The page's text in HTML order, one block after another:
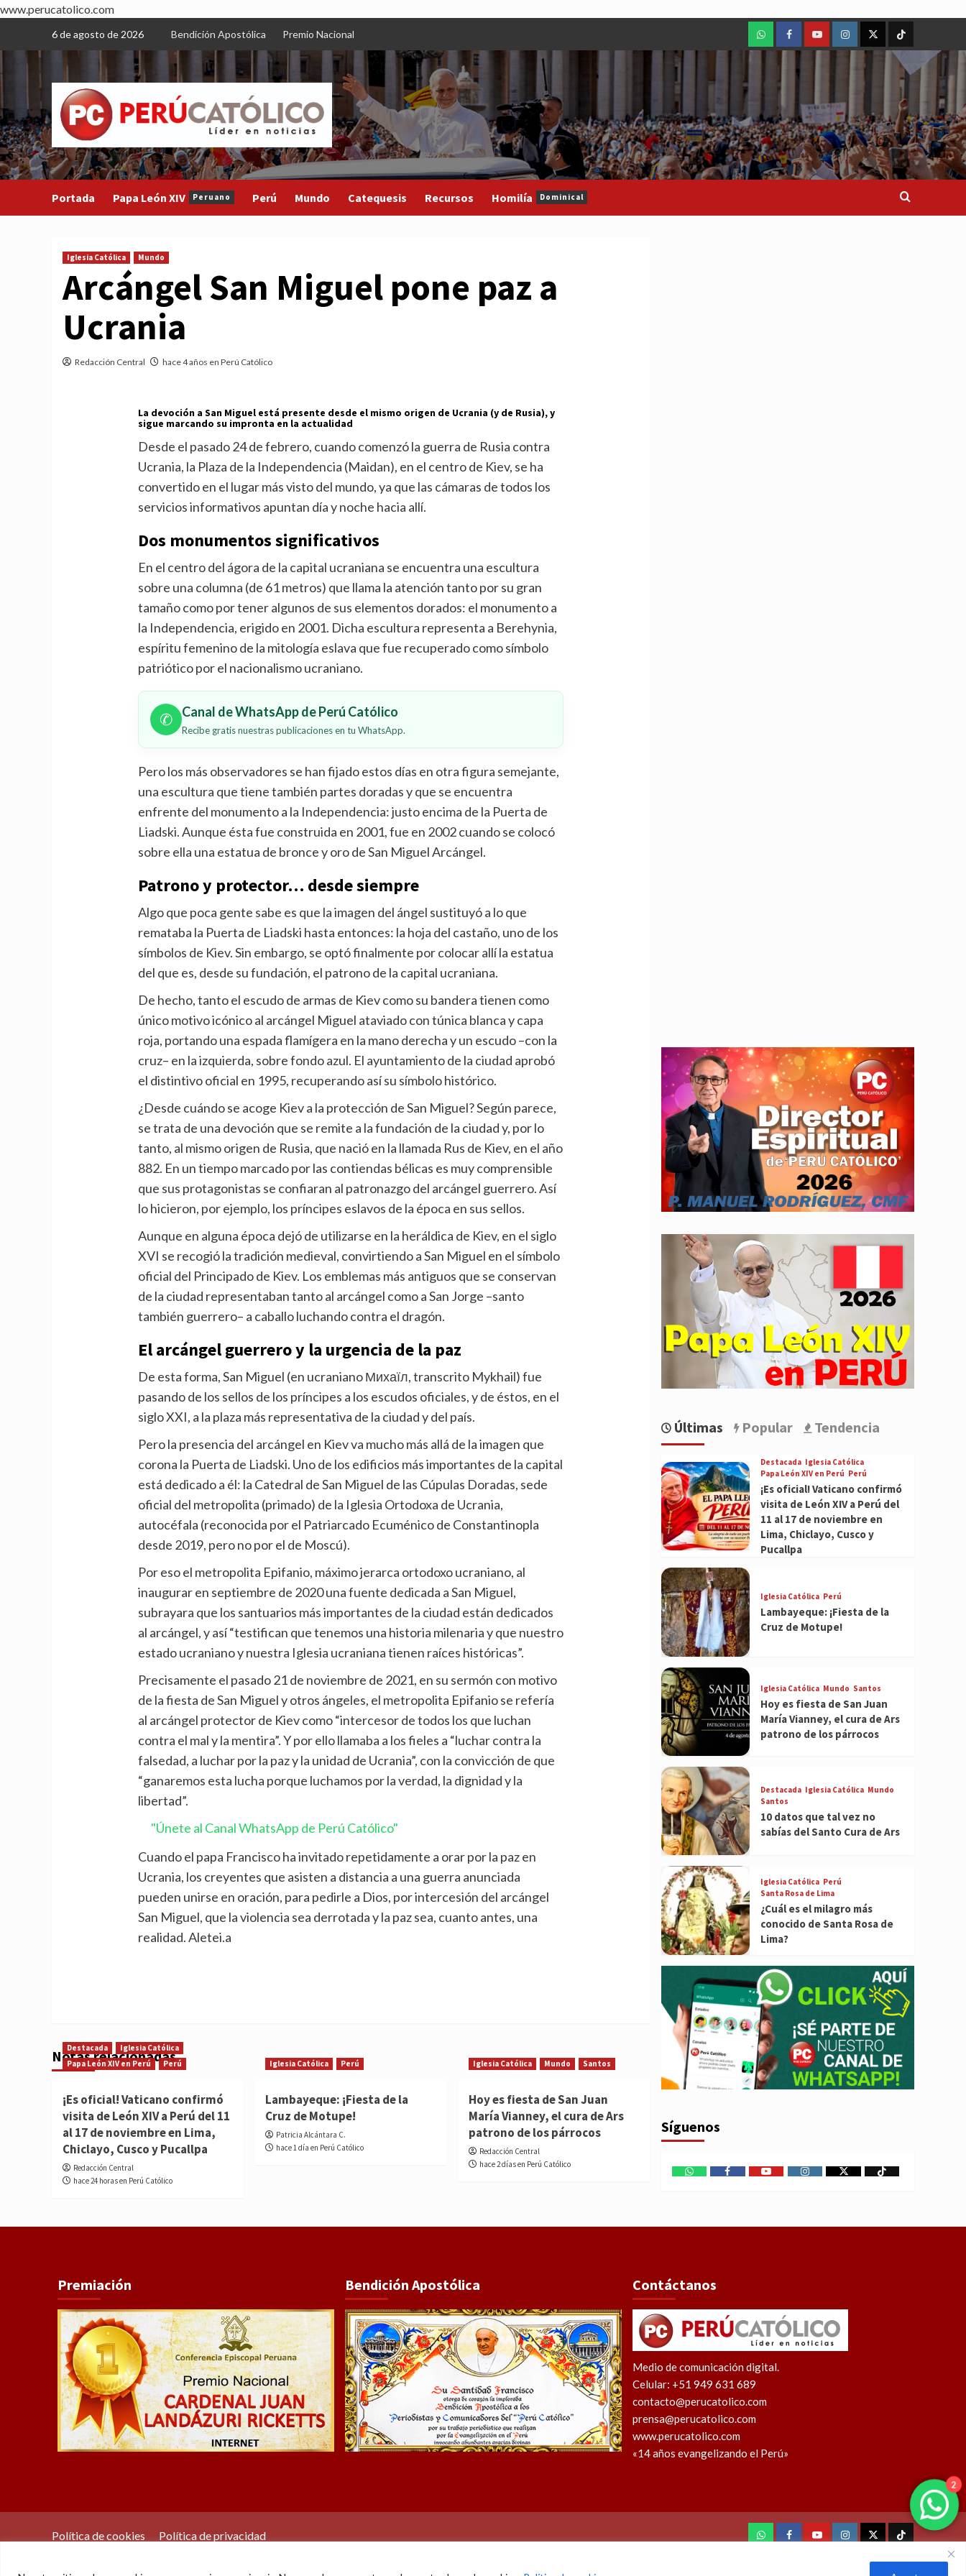
www.perucatolico.com
content
6 de agosto de 2026 Bendición Apostólica Premio Nacional
WhatsAppFacebookYoutubeInstagram
X TikTok
Portada Papa León XIV Peruano Perú Mundo Catequesis Recursos Homilía Dominical
Iglesia Católica Mundo
Arcángel San Miguel pone paz a
Ucrania
Redacción Central hace 4 años en Perú Católico
La devoción a San Miguel está presente desde el mismo origen de Ucrania (y de Rusia), y
sigue marcando su impronta en la actualidad
Desde el pasado 24 de febrero, cuando comenzó la guerra de Rusia contra
Ucrania, la Plaza de la Independencia (Maidan), en el centro de Kiev, se ha
convertido en el lugar más visto del mundo, ya que las cámaras de todos los
servicios informativos apuntan día y noche hacia allí.
Dos monumentos significativos
En el centro del ágora de la capital ucraniana se encuentra una escultura
sobre una columna (de 61 metros) que llama la atención tanto por su gran
tamaño como por tener algunos de sus elementos dorados: el monumento a
la Independencia, erigido en 2001. Dicha escultura representa a Berehynia,
espíritu femenino de la mitología eslava que fue recuperado como símbolo
patriótico por el nacionalismo ucraniano.
✆ Canal de WhatsApp de Perú Católico
Recibe gratis nuestras publicaciones en tu WhatsApp.
Pero los más observadores se han fijado estos días en otra figura semejante,
una escultura que tiene también partes doradas y que se encuentra
enfrente del monumento a la Independencia: justo encima de la Puerta de
Liadski. Aunque ésta fue construida en 2001, fue en 2002 cuando se colocó
sobre ella una estatua de bronce y oro de San Miguel Arcángel.
Patrono y protector… desde siempre
Algo que poca gente sabe es que la imagen del ángel sustituyó a lo que
remataba la Puerta de Liadski hasta entonces: la hoja del castaño, uno de los
símbolos de Kiev. Sin embargo, se optó finalmente por colocar allí la estatua
del que es, desde su fundación, el patrono de la capital ucraniana.
De hecho, tanto el escudo de armas de Kiev como su bandera tienen como
único motivo icónico al arcángel Miguel ataviado con túnica blanca y capa
roja, portando una espada flamígera en la mano derecha y un escudo –con la
cruz– en la izquierda, sobre fondo azul. El ayuntamiento de la ciudad aprobó
el distintivo oficial en 1995, recuperando así su símbolo histórico.
¿Desde cuándo se acoge Kiev a la protección de San Miguel? Según parece,
se trata de una devoción que se remite a la fundación de la ciudad y, por lo
tanto, al mismo origen de Rusia, que nació en la llamada Rus de Kiev, en el año
882. En un tiempo marcado por las contiendas bélicas es muy comprensible
que sus protagonistas se confiaran al patronazgo del arcángel guerrero. Así
lo hicieron, por ejemplo, los príncipes eslavos de la época en sus sellos.
Aunque en alguna época dejó de utilizarse en la heráldica de Kiev, en el siglo
XVI se recogió la tradición medieval, convirtiendo a San Miguel en el símbolo
oficial del Principado de Kiev. Los emblemas más antiguos que se conservan
de la ciudad representaban tanto al arcángel como a San Jorge –santo
también guerrero– a caballo luchando contra el dragón.
El arcángel guerrero y la urgencia de la paz
De esta forma, San Miguel (en ucraniano Михаїл, transcrito Mykhail) fue
pasando de los sellos de los príncipes a los escudos oficiales, y de éstos, en el
siglo XXI, a la plaza más representativa de la ciudad y del país.
Pero la presencia del arcángel en Kiev va mucho más allá de la imagen que
corona la Puerta de Liadski. Uno de los edificios más importantes de la capital
está dedicado a él: la Catedral de San Miguel de las Cúpulas Doradas, sede
oficial del metropolita (primado) de la Iglesia Ortodoxa de Ucrania,
autocéfala (reconocida por el Patriarcado Ecuménico de Constantinopla
desde 2019, pero no por el de Moscú).
Por eso el metropolita Epifanio, máximo jerarca ortodoxo ucraniano, al
inaugurar en septiembre de 2020 una fuente dedicada a San Miguel,
subrayara que los santuarios más importantes de la ciudad están dedicados
al arcángel, y así “testifican que tenemos una historia milenaria y que nuestro
estado ucraniano y nuestra Iglesia ucraniana tienen raíces históricas”.
Precisamente el pasado 21 de noviembre de 2021, en su sermón con motivo
de la fiesta de San Miguel y otros ángeles, el metropolita Epifanio se refería
al arcángel protector de Kiev como “intercesor de todos los que luchan
contra el mal y la mentira”. Y por ello llamaba a los fieles a “luchar contra la
falsedad, a luchar por la paz y la unidad de Ucrania”, con la convicción de que
“ganaremos esta lucha porque luchamos por la verdad, la dignidad y la
libertad”.
"Únete al Canal WhatsApp de Perú Católico"
Cuando el papa Francisco ha invitado repetidamente a orar por la paz en
Ucrania, los creyentes que asisten a distancia a una guerra anunciada
pueden unirse en oración, para pedirle a Dios, por intercesión del arcángel
San Miguel, que la violencia sea derrotada y la paz sea, cuanto antes, una
realidad. Aletei.a
Notas relacionadas
Destacada
Iglesia Católica
Papa León XIV en Perú
Perú
¡Es oficial! Vaticano confirmó
visita de León XIV a Perú del 11
al 17 de noviembre en Lima,
Chiclayo, Cusco y Pucallpa
Redacción Central
hace 24 horas en Perú Católico
Iglesia Católica Perú
Lambayeque: ¡Fiesta de la
Cruz de Motupe!
Patricia Alcántara C.
hace 1 día en Perú Católico
Iglesia Católica Mundo Santos
Hoy es fiesta de San Juan
María Vianney, el cura de Ars
patrono de los párrocos
Redacción Central
hace 2 días en Perú Católico
Últimas Popular Tendencia
Destacada Iglesia Católica
Papa León XIV en Perú Perú
¡Es oficial! Vaticano confirmó
visita de León XIV a Perú del
11 al 17 de noviembre en
Lima, Chiclayo, Cusco y
Pucallpa
Iglesia Católica Perú
Lambayeque: ¡Fiesta de la
Cruz de Motupe!
Iglesia Católica Mundo Santos
Hoy es fiesta de San Juan
María Vianney, el cura de Ars
patrono de los párrocos
Destacada Iglesia Católica Mundo
Santos
10 datos que tal vez no
sabías del Santo Cura de Ars
Iglesia Católica Perú
Santa Rosa de Lima
¿Cuál es el milagro más
conocido de Santa Rosa de
Lima?
Síguenos
WhatsAppFacebookYoutubeInstagram
X TikTok
Premiación Bendición Apostólica Contáctanos
Medio de comunicación digital.
Celular: +51 949 631 689
contacto@perucatolico.com
prensa@perucatolico.com
www.perucatolico.com
«14 años evangelizando el Perú»
Política de cookies Política de privacidad WhatsAppFacebookYoutubeInstagram
X TikTok
2